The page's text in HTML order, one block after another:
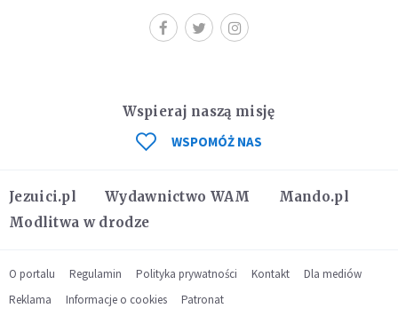
Jezuici.pl Wydawnictwo WAM
Mando.pl
Modlitwa w drodze
Wspieraj naszą misję
WSPOMÓŻ NAS
O portalu Regulamin Polityka prywatności Kontakt
Dla mediów
Reklama
Informacje o cookies Patronat